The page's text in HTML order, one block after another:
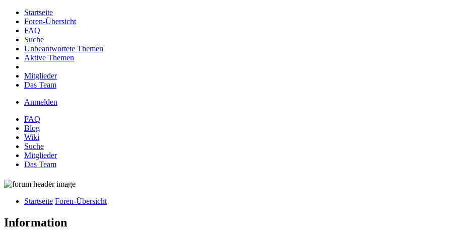
Startseite
Foren-Übersicht
FAQ
Suche
Unbeantwortete Themen
Aktive Themen
Mitglieder
Das Team
Anmelden
FAQ
Blog
Wiki
Suche
Mitglieder
Das Team
Startseite Foren-Übersicht
Information